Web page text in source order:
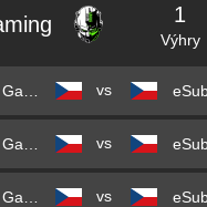
1
Výhry
vs
vs
vs